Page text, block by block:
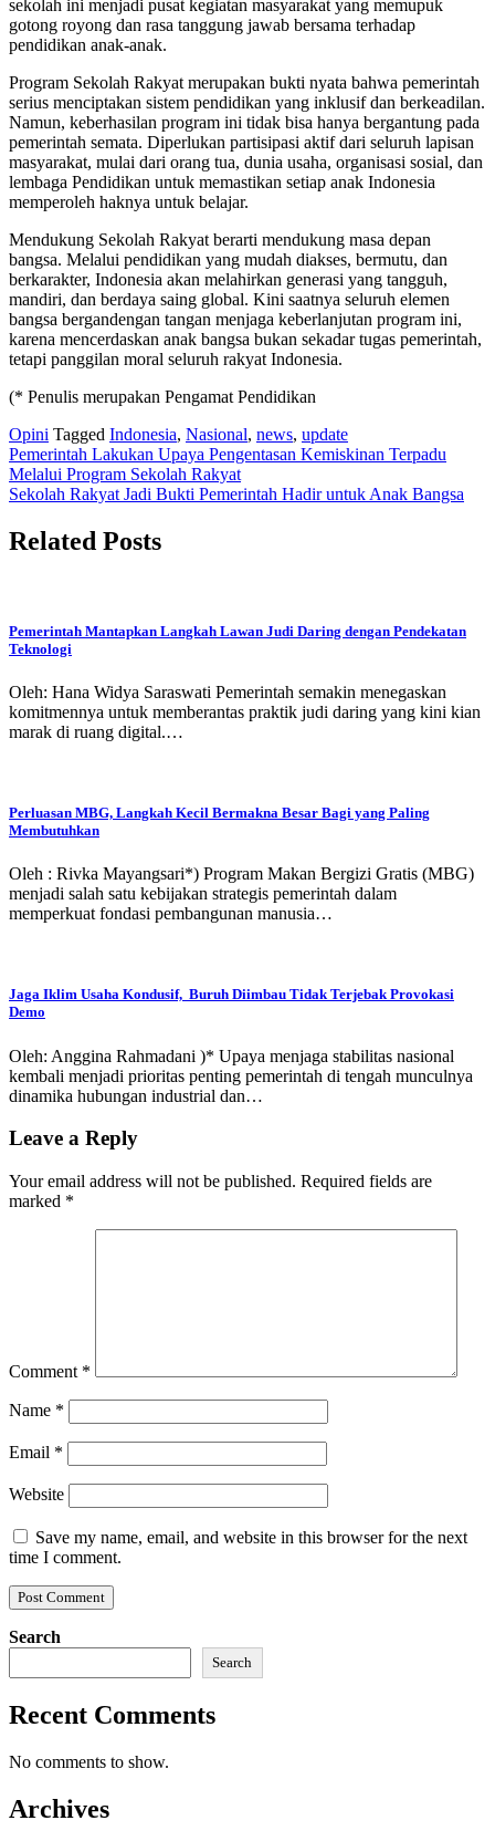
sekolah ini menjadi pusat kegiatan masyarakat yang memupuk
gotong royong dan rasa tanggung jawab bersama terhadap
pendidikan anak-anak.
Program Sekolah Rakyat merupakan bukti nyata bahwa pemerintah
serius menciptakan sistem pendidikan yang inklusif dan berkeadilan.
Namun, keberhasilan program ini tidak bisa hanya bergantung pada
pemerintah semata. Diperlukan partisipasi aktif dari seluruh lapisan
masyarakat, mulai dari orang tua, dunia usaha, organisasi sosial, dan
lembaga Pendidikan untuk memastikan setiap anak Indonesia
memperoleh haknya untuk belajar.
Mendukung Sekolah Rakyat berarti mendukung masa depan
bangsa. Melalui pendidikan yang mudah diakses, bermutu, dan
berkarakter, Indonesia akan melahirkan generasi yang tangguh,
mandiri, dan berdaya saing global. Kini saatnya seluruh elemen
bangsa bergandengan tangan menjaga keberlanjutan program ini,
karena mencerdaskan anak bangsa bukan sekadar tugas pemerintah,
tetapi panggilan moral seluruh rakyat Indonesia.
(* Penulis merupakan Pengamat Pendidikan
Opini Tagged Indonesia, Nasional, news, update
Post
navigation
Pemerintah Lakukan Upaya Pengentasan Kemiskinan Terpadu
Melalui Program Sekolah Rakyat
Sekolah Rakyat Jadi Bukti Pemerintah Hadir untuk Anak Bangsa
Related Posts
Pemerintah Mantapkan Langkah Lawan Judi Daring dengan Pendekatan
Teknologi
Oleh: Hana Widya Saraswati Pemerintah semakin menegaskan
komitmennya untuk memberantas praktik judi daring yang kini kian
marak di ruang digital.…
Perluasan MBG, Langkah Kecil Bermakna Besar Bagi yang Paling
Membutuhkan
Oleh : Rivka Mayangsari*) Program Makan Bergizi Gratis (MBG)
menjadi salah satu kebijakan strategis pemerintah dalam
memperkuat fondasi pembangunan manusia…
Jaga Iklim Usaha Kondusif, Buruh Diimbau Tidak Terjebak Provokasi
Demo
Oleh: Anggina Rahmadani )* Upaya menjaga stabilitas nasional
kembali menjadi prioritas penting pemerintah di tengah munculnya
dinamika hubungan industrial dan…
Leave a Reply
Your email address will not be published. Required fields are
marked *
Comment *
Name *
Email *
Website
Save my name, email, and website in this browser for the next
time I comment.
Search
Search
Recent Comments
No comments to show.
Archives